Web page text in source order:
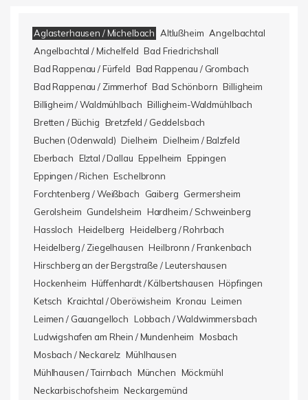
Aglasterhausen / Michelbach Altlußheim Angelbachtal
Angelbachtal / Michelfeld Bad Friedrichshall
Bad Rappenau / Fürfeld Bad Rappenau / Grombach
Bad Rappenau / Zimmerhof Bad Schönborn Billigheim
Billigheim / Waldmühlbach Billigheim-Waldmühlbach
Bretten / Büchig Bretzfeld / Geddelsbach
Buchen (Odenwald) Dielheim Dielheim / Balzfeld
Eberbach Elztal / Dallau Eppelheim Eppingen
Eppingen / Richen Eschelbronn
Forchtenberg / Weißbach
Gaiberg Germersheim
Gerolsheim Gundelsheim Hardheim / Schweinberg
Hassloch Heidelberg Heidelberg / Rohrbach
Heidelberg / Ziegelhausen Heilbronn / Frankenbach
Hirschberg an der Bergstraße / Leutershausen
Hockenheim Hüffenhardt / Kälbertshausen Höpfingen
Ketsch Kraichtal / Oberöwisheim Kronau Leimen
Leimen / Gauangelloch Lobbach / Waldwimmersbach
Ludwigshafen am Rhein / Mundenheim Mosbach
Mosbach / Neckarelz Mühlhausen
Mühlhausen / Tairnbach München Möckmühl
Neckarbischofsheim Neckargemünd